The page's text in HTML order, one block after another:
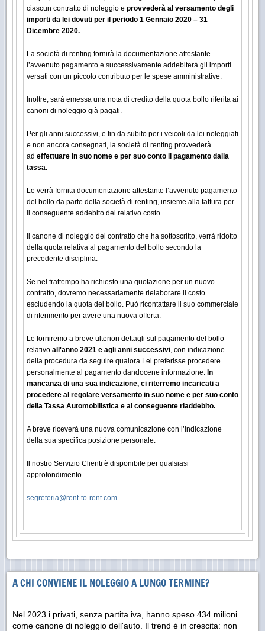
ciascun contratto di noleggio e provvederà al versamento degli
importi da lei dovuti per il periodo 1 Gennaio 2020 – 31
Dicembre 2020.
La società di renting fornirà la documentazione attestante
l’avvenuto pagamento e successivamente addebiterà gli importi
versati con un piccolo contributo per le spese amministrative.
Inoltre, sarà emessa una nota di credito della quota bollo riferita ai
canoni di noleggio già pagati.
Per gli anni successivi, e fin da subito per i veicoli da lei noleggiati
e non ancora consegnati, la società di renting provvederà
ad effettuare in suo nome e per suo conto il pagamento dalla
tassa.
Le verrà fornita documentazione attestante l’avvenuto pagamento
del bollo da parte della società di renting, insieme alla fattura per
il conseguente addebito del relativo costo.
Il canone di noleggio del contratto che ha sottoscritto, verrà ridotto
della quota relativa al pagamento del bollo secondo la
precedente disciplina.
Se nel frattempo ha richiesto una quotazione per un nuovo
contratto, dovremo necessariamente rielaborare il costo
escludendo la quota del bollo. Può ricontattare il suo commerciale
di riferimento per avere una nuova offerta.
Le forniremo a breve ulteriori dettagli sul pagamento del bollo
relativo all'anno 2021 e agli anni successivi, con indicazione
della procedura da seguire qualora Lei preferisse procedere
personalmente al pagamento dandocene informazione. In
mancanza di una sua indicazione, ci riterremo incaricati a
procedere al regolare versamento in suo nome e per suo conto
della Tassa Automobilistica e al conseguente riaddebito.
A breve riceverà una nuova comunicazione con l’indicazione
della sua specifica posizione personale.
Il nostro Servizio Clienti è disponibile per qualsiasi
approfondimento
segreteria@rent-to-rent.com
A CHI CONVIENE IL NOLEGGIO A LUNGO TERMINE?
Nel 2023 i privati, senza partita iva, hanno speso 434 milioni
come canone di noleggio dell'auto. Il trend è in crescita: non